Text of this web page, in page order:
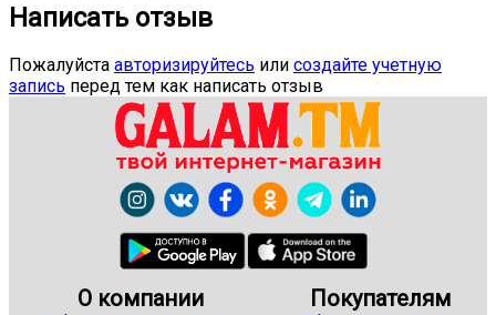
Написать отзыв
Пожалуйста авторизируйтесь или создайте учетную
запись перед тем как написать отзыв
О компании Покупателям